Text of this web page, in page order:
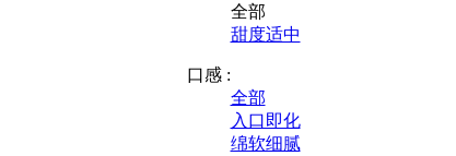
全部
甜度适中
口感 :
全部
入口即化
绵软细腻